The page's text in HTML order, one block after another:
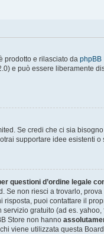
prodotto e rilasciato da phpBB
e può essere liberamente
Se credi che ci sia
supportare idee esistenti
questioni d’ordine legale
Se non riesci a trovarlo,
puoi contattare il
gratuito (ad es. yahoo,
Store non hanno
viene utilizzata questa